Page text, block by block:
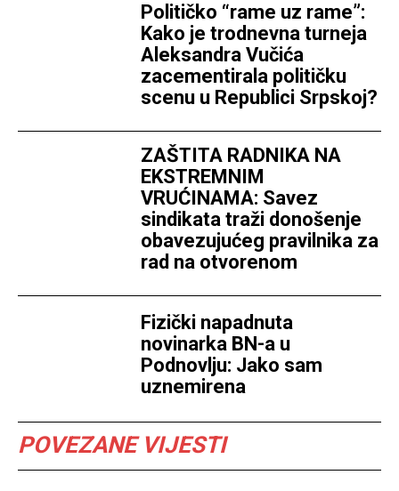
Političko “rame uz rame”:
Kako je trodnevna turneja
Aleksandra Vučića
zacementirala političku
scenu u Republici Srpskoj?
ZAŠTITA RADNIKA NA
EKSTREMNIM
VRUĆINAMA: Savez
sindikata traži donošenje
obavezujućeg pravilnika za
rad na otvorenom
Fizički napadnuta
novinarka BN-a u
Podnovlju: Jako sam
uznemirena
POVEZANE VIJESTI